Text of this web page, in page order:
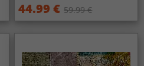
44.99 € 59.99 €